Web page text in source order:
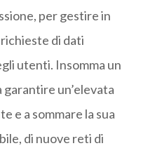
per gestire in
di dati
utenti. Insomma un
garantire un’elevata
e a sommare la sua
di nuove reti di